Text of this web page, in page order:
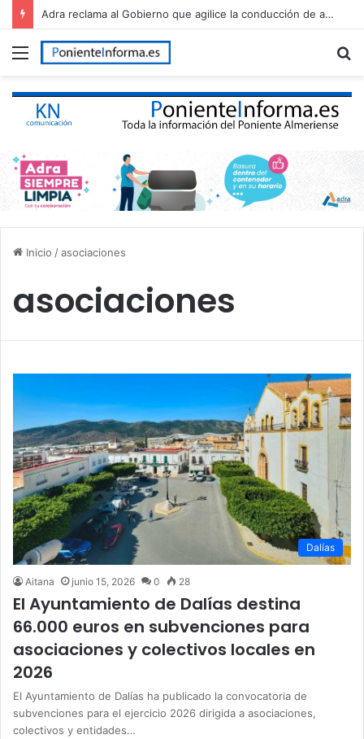
Adra reclama al Gobierno que agilice la conducción de agua desalada desde el Campo de Dalías
Menú
Inicio /asociaciones
asociaciones
Dalías
Aitana junio 15, 2026 0 28
El Ayuntamiento de Dalías destina
66.000 euros en subvenciones para
asociaciones y colectivos locales en
2026
El Ayuntamiento de Dalías ha publicado la convocatoria de
subvenciones para el ejercicio 2026 dirigida a asociaciones,
colectivos y entidades…